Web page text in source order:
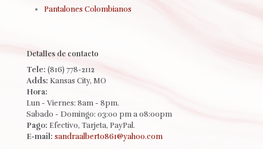
Pantalones Colombianos
Detalles de contacto
Tele: (816) 778-2112
Adds: Kansas City, MO
Hora:
Lun - Viernes: 8am - 8pm.
Sabado - Domingo: 03:00 pm a 08:00pm
Pago: Efectivo, Tarjeta, PayPal.
E-mail: sandraalberto861@yahoo.com